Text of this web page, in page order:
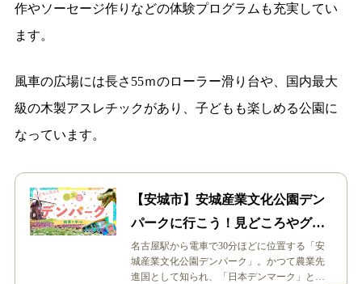
作やソーセージ作りなどの体験プログラムも充実してい
ます。
風車の広場には長さ55ｍのローラー滑り台や、国内最大
級の木製アスレチックがあり、子どもも楽しめる公園に
なっています。
【安城市】安城産業文化公園デン
パークに行こう！見どころやグル
メ・お土産レポート
名古屋駅から電車で30分ほどに位置する「安
城産業文化公園デンパーク」。かつて農業先
進国として知られ、「日本デンマーク」とも